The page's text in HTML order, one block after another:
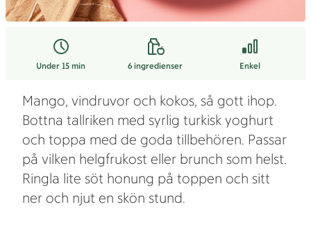
Under 15 min 6ingredienser Enkel
Mango, vindruvor och kokos, så gott ihop.
Bottna tallriken med syrlig turkisk yoghurt
och toppa med de goda tillbehören. Passar
på vilken helgfrukost eller brunch som helst.
Ringla lite söt honung på toppen och sitt
ner och njut en skön stund.